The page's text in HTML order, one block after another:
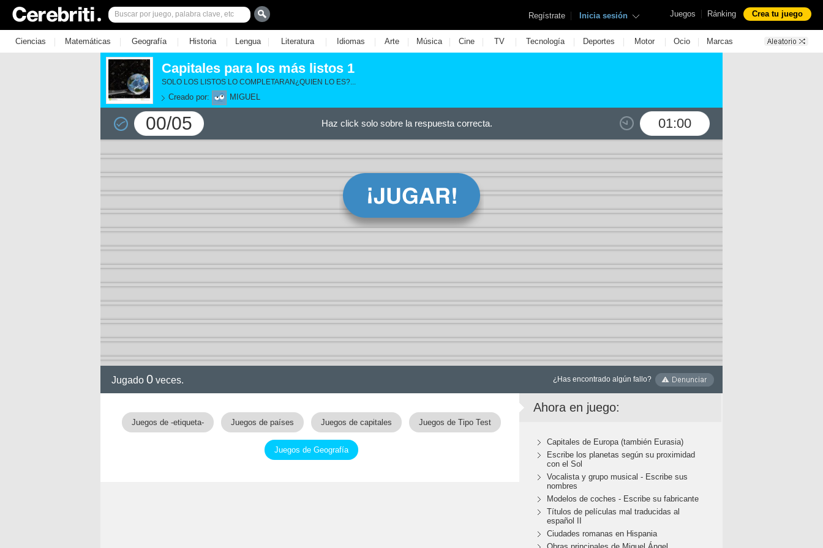
Juegos | Ránking Crea tu juego
Regístrate | Inicia sesión
Ciencias | Matemáticas | Geografía | Historia | Lengua | Literatura | Idiomas | Arte | Música | Cine | TV | Tecnología | Deportes | Motor | Ocio | Marcas
Capitales para los más listos 1
SOLO LOS LISTOS LO COMPLETARAN¿QUIEN LO ES?...
Creado por: MIGUEL
00/05 01:00
Haz click solo sobre la respuesta correcta.
Jugado 0 veces. ¿Has encontrado algún fallo?
Juegos de -etiqueta- Juegos de países Juegos de capitales Juegos de Tipo Test
Juegos de Geografía
Ahora en juego:
Capitales de Europa (también Eurasia)
Escribe los planetas según su proximidad
con el Sol
Vocalista y grupo musical - Escribe sus
nombres
Modelos de coches - Escribe su fabricante
Títulos de películas mal traducidas al
español II
Ciudades romanas en Hispania